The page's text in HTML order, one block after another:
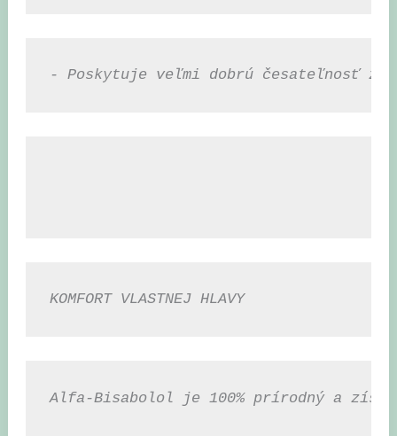
- Poskytuje veľmi dobrú česateľnosť za
KOMFORT VLASTNEJ HLAVY
Alfa-Bisabolol je 100% prírodný a